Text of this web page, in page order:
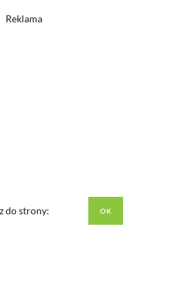
Reklama
do strony: